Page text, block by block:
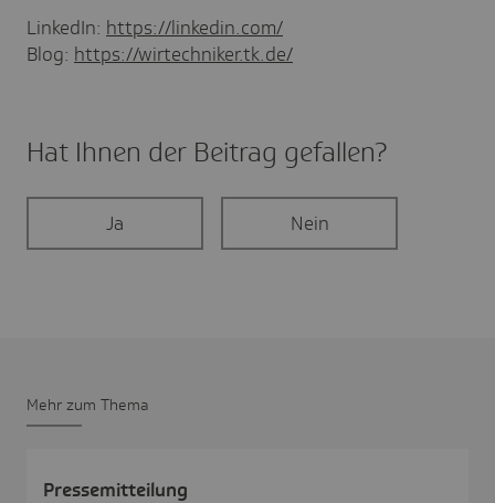
LinkedIn: https://linkedin.com/
Blog: https://wirtechniker.tk.de/
Hat Ihnen der Beitrag gefal­len?
Ja Nein
Mehr zum Thema
Pres­se­mit­tei­lung